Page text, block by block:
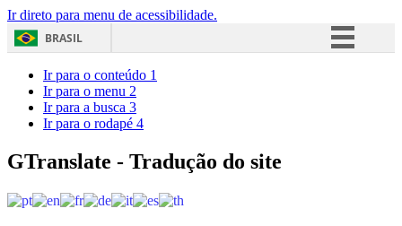
Ir direto para menu de acessibilidade.
BRASIL
Acesso à informação
Ir para o conteúdo 1
Ir para o menu 2
Ir para a busca 3
Ir para o rodapé 4
GTranslate - Tradução do site